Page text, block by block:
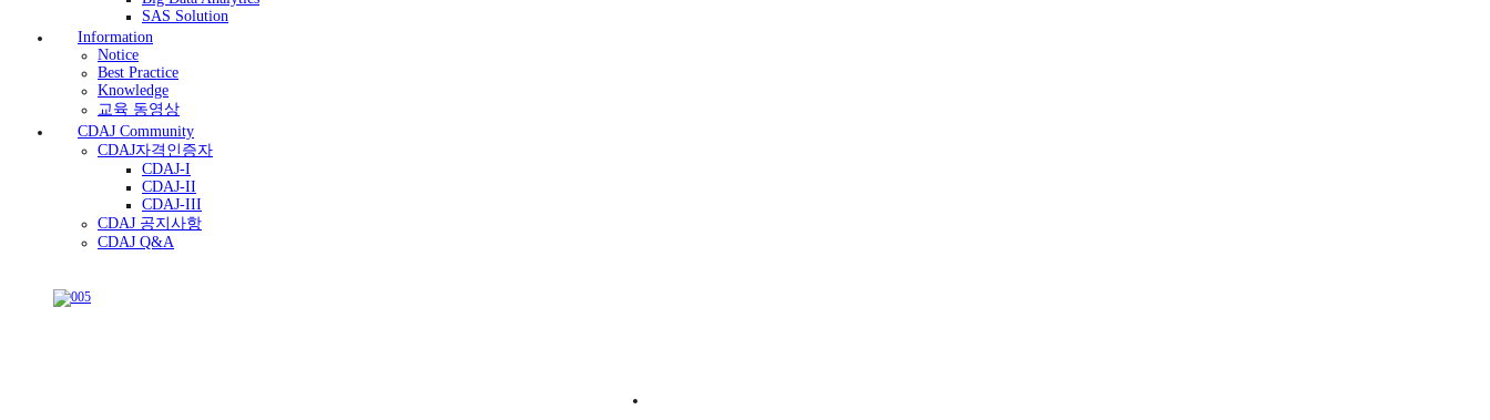
SAS Solution
Information
Notice
Best Practice
Knowledge
교육 동영상
CDAJ Community
CDAJ자격인증자
CDAJ-I
CDAJ-II
CDAJ-III
CDAJ 공지사항
CDAJ Q&A